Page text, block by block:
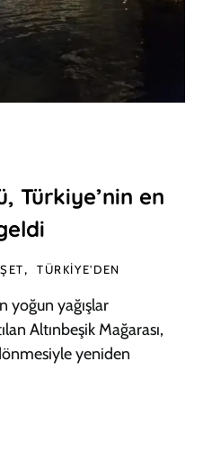
Türkiye’nin en
TÜRKIYE'DEN
yoğun yağışlar
Altınbeşik Mağarası,
yeniden